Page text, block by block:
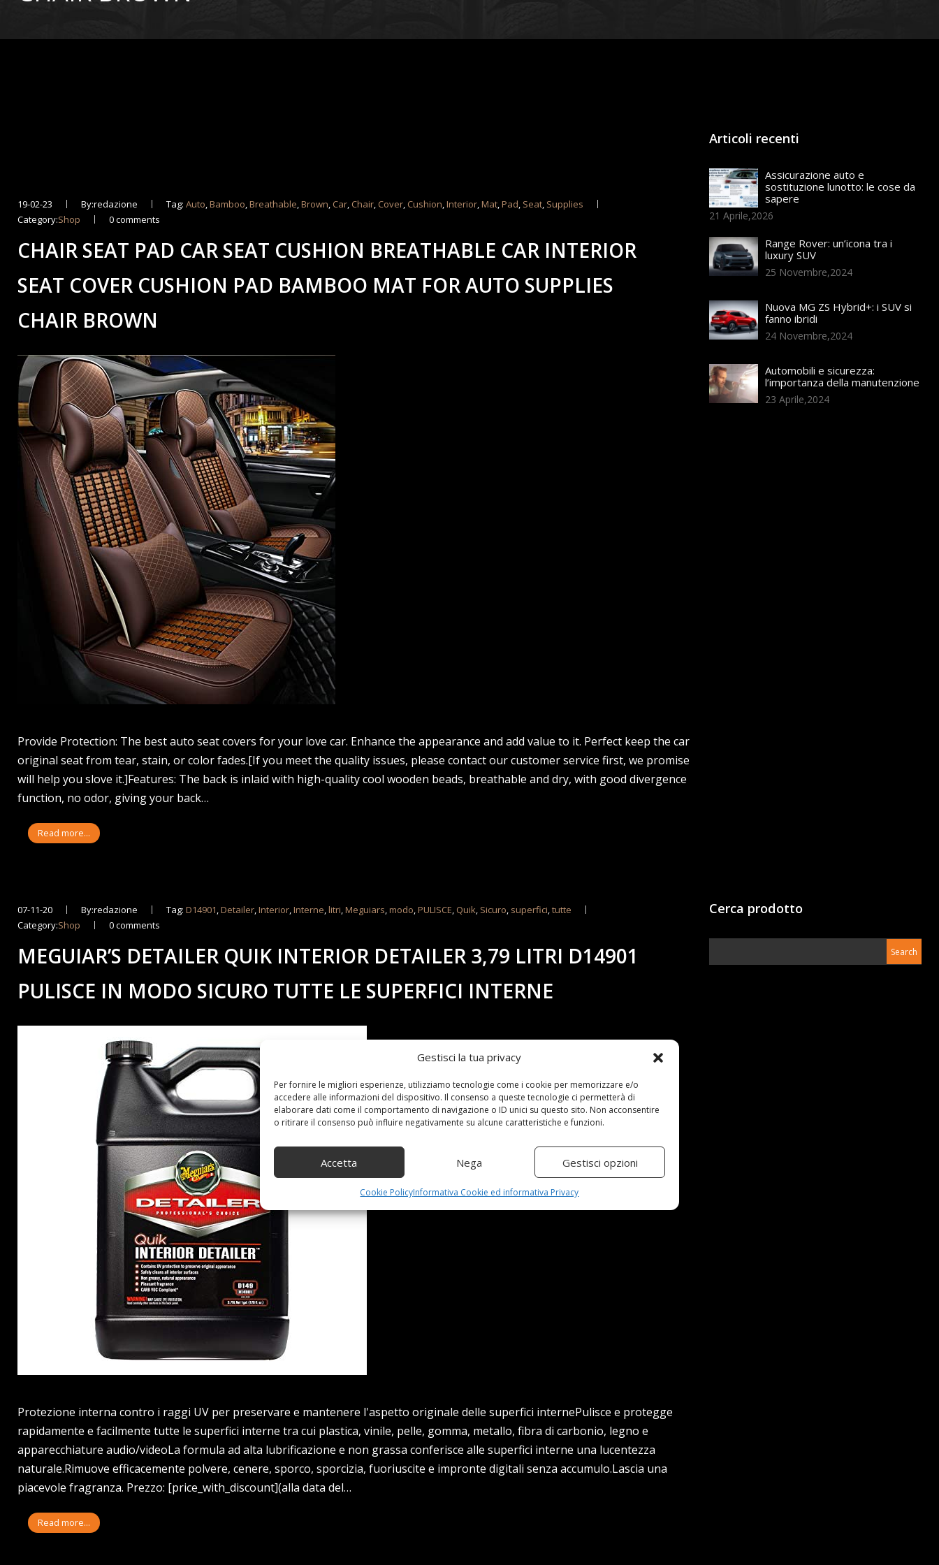
Gestisci la tua privacy
Per fornire le migliori esperienze, utilizziamo tecnologie come i cookie per memorizzare e/o
accedere alle informazioni del dispositivo. Il consenso a queste tecnologie ci permetterà di
elaborare dati come il comportamento di navigazione o ID unici su questo sito. Non acconsentire
o ritirare il consenso può influire negativamente su alcune caratteristiche e funzioni.
Accetta Nega Gestisci opzioni
Cookie PolicyInformativa Cookie ed informativa Privacy
19-02-23 By:redazione Tag:Auto,Bamboo,Breathable,Brown, Car, Chair, Cover, Cushion,Interior,Mat,Pad, Seat, Supplies
Category:Shop 0 comments
CHAIR SEAT PAD CAR SEAT CUSHION BREATHABLE CAR INTERIOR
SEAT COVER CUSHION PAD BAMBOO MAT FOR AUTO SUPPLIES
CHAIR BROWN
Provide Protection: The best auto seat covers for your love car. Enhance the appearance and add value to it. Perfect keep the car
original seat from tear, stain, or color fades.[If you meet the quality issues, please contact our customer service first, we promise
will help you slove it.]Features: The back is inlaid with high-quality cool wooden beads, breathable and dry, with good divergence
function, no odor, giving your back…
Read more...
07-11-20 By:redazione Tag:D14901,Detailer,Interior,Interne,litri,Meguiars,modo,PULISCE, Quik, Sicuro, superfici,tutte
Category:Shop 0 comments
MEGUIAR’S DETAILER QUIK INTERIOR DETAILER 3,79 LITRI D14901
PULISCE IN MODO SICURO TUTTE LE SUPERFICI INTERNE
Protezione interna contro i raggi UV per preservare e mantenere l'aspetto originale delle superfici internePulisce e protegge
rapidamente e facilmente tutte le superfici interne tra cui plastica, vinile, pelle, gomma, metallo, fibra di carbonio, legno e
apparecchiature audio/videoLa formula ad alta lubrificazione e non grassa conferisce alle superfici interne una lucentezza
naturale.Rimuove efficacemente polvere, cenere, sporco, sporcizia, fuoriuscite e impronte digitali senza accumulo.Lascia una
piacevole fragranza. Prezzo: [price_with_discount](alla data del…
Read more...
Articoli recenti
Assicurazione auto e
sostituzione lunotto: le cose da
sapere
21 Aprile,2026
Range Rover: un’icona tra i
luxury SUV
25 Novembre,2024
Nuova MG ZS Hybrid+: i SUV si
fanno ibridi
24 Novembre,2024
Automobili e sicurezza:
l’importanza della manutenzione
23 Aprile,2024
Cerca prodotto